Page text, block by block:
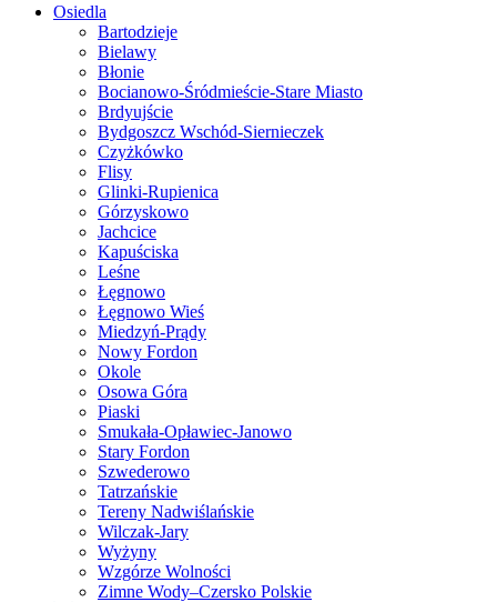
Osiedla
Bartodzieje
Bielawy
Błonie
Bocianowo-Śródmieście-Stare Miasto
Brdyujście
Bydgoszcz Wschód-Siernieczek
Czyżkówko
Flisy
Glinki-Rupienica
Górzyskowo
Jachcice
Kapuściska
Leśne
Łęgnowo
Łęgnowo Wieś
Miedzyń-Prądy
Nowy Fordon
Okole
Osowa Góra
Piaski
Smukała-Opławiec-Janowo
Stary Fordon
Szwederowo
Tatrzańskie
Tereny Nadwiślańskie
Wilczak-Jary
Wyżyny
Wzgórze Wolności
Zimne Wody–Czersko Polskie